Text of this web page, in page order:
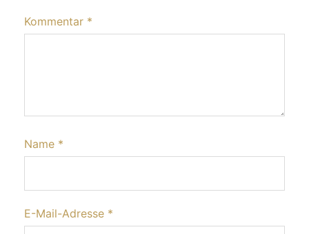
Kommentar *
Name *
E-Mail-Adresse *